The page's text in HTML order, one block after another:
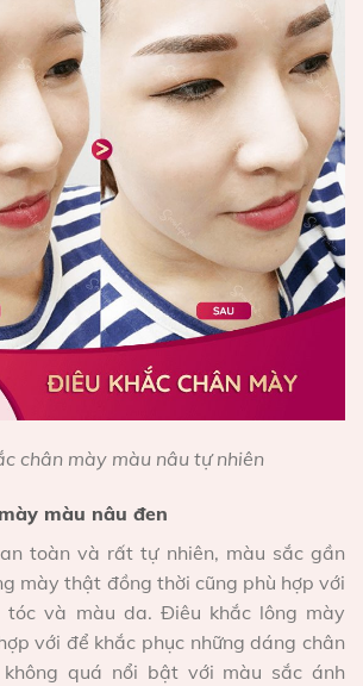
chân mày màu nâu tự nhiên
màu nâu đen
toàn và rất tự nhiên, màu sắc gần
mày thật đồng thời cũng phù hợp với
tóc và màu da. Điêu khắc lông mày
với để khắc phục những dáng chân
quá nổi bật với màu sắc ánh